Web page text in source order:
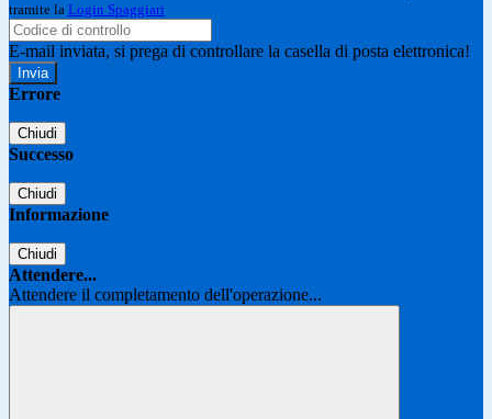
tramite la Login Spaggiari
E-mail inviata, si prega di controllare la casella di posta elettronica!
Errore
Chiudi
Successo
Chiudi
Informazione
Chiudi
Attendere...
Attendere il completamento dell'operazione...